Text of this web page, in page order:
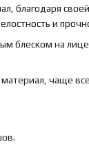
благодаря своей
и
блеском на
чаще